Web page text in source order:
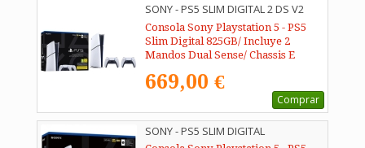
SONY - PS5 SLIM DIGITAL 2 DS V2
Consola Sony Playstation 5 - PS5
Slim Digital 825GB/ Incluye 2
Mandos Dual Sense/ Chassis E
669,00 €
Comprar
SONY - PS5 SLIM DIGITAL